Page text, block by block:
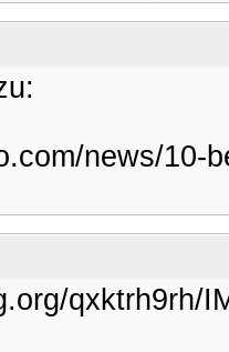
news/10-
qxktrh9rh/